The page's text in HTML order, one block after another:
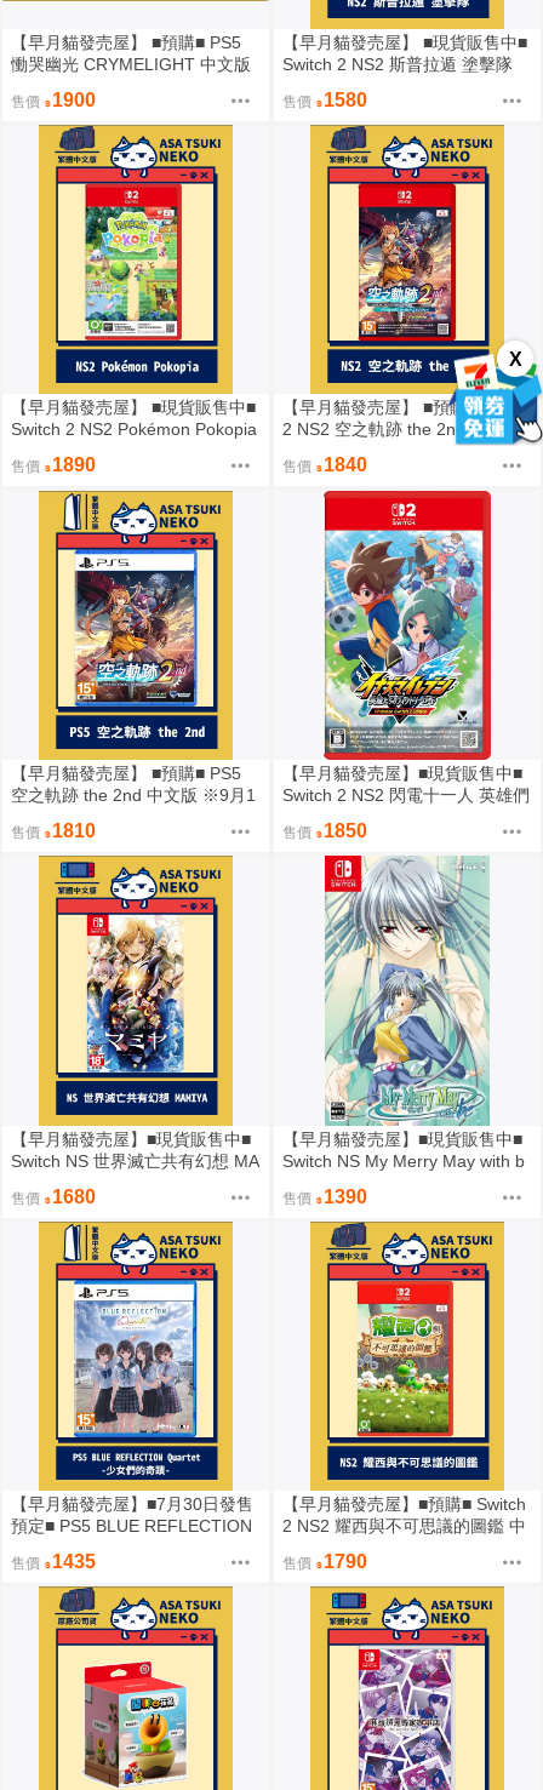
X
【早月貓發売屋】 ■預購■ PS5
慟哭幽光 CRYMELIGHT 中文版
售價 1900
【早月貓發売屋】 ■現貨販售中■
Switch 2 NS2 斯普拉遁 塗擊隊
售價 1580
【早月貓發売屋】 ■現貨販售中■
Switch 2 NS2 Pokémon Pokopia
售價 1890
【早月貓發売屋】 ■預購■ Switch
2 NS2 空之軌跡 the 2nd 中文版
售價 1840
【早月貓發売屋】 ■預購■ PS5
空之軌跡 the 2nd 中文版 ※9月1
售價 1810
【早月貓發売屋】■現貨販售中■
Switch 2 NS2 閃電十一人 英雄們
售價 1850
【早月貓發売屋】■現貨販售中■
Switch NS 世界滅亡共有幻想 MA
售價 1680
【早月貓發売屋】■現貨販售中■
Switch NS My Merry May with b
售價 1390
【早月貓發売屋】■7月30日發售
預定■ PS5 BLUE REFLECTION
售價 1435
【早月貓發売屋】■預購■ Switch
2 NS2 耀西與不可思議的圖鑑 中
售價 1790